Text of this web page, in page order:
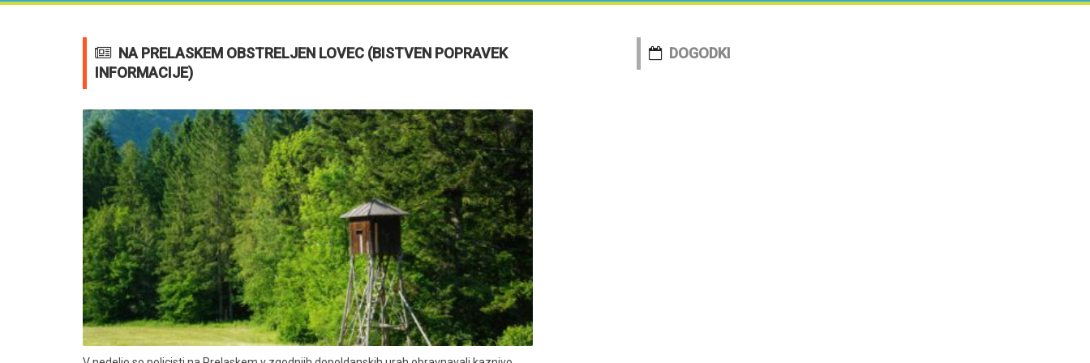
NA PRELASKEM OBSTRELJEN LOVEC (BISTVEN POPRAVEK
INFORMACIJE)
DOGODKI